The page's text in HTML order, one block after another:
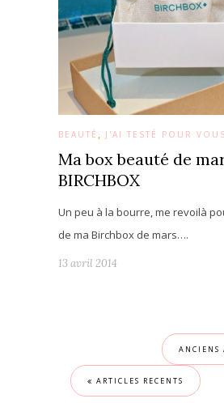
BEAUTÉ J'AI TESTÉ POUR VOUS
Ma box beauté de
BIRCHBOX
Un peu à la bourre, me revoilà
de ma Birchbox de mars….
13 avril 2014
ANCIENS
ARTICLES RECENTS